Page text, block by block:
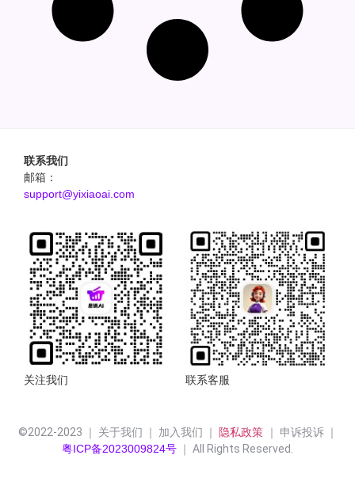
联系我们
邮箱：
support@yixiaoai.com
关注我们 联系客服
©2022-2023 ｜ 关于我们 ｜ 加入我们 ｜ 隐私政策
｜ 申诉投诉 ｜
粤ICP备2023009824号 ｜ All Rights Reserved.